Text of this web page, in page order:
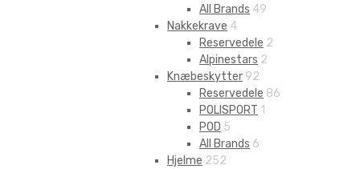
All Brands 49
Nakkekrave 4
Reservedele 2
Alpinestars 2
Knæbeskytter 92
Reservedele 86
POLISPORT 1
POD 5
All Brands 6
Hjelme 252